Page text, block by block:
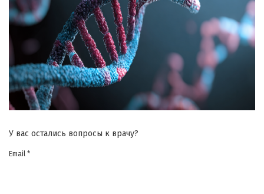
У вас остались вопросы к врачу?
Email *